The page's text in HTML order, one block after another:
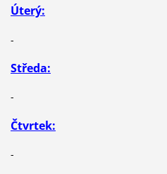
Úterý:
-
Středa:
-
Čtvrtek:
-